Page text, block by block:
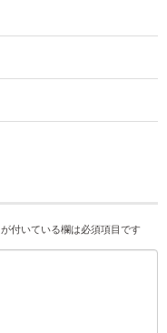
が付いている欄は必須項目です